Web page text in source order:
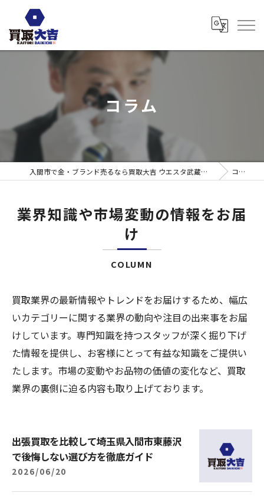
コラム
入間市で金・ブランド売るなら買取大吉 ウエスタ武蔵藤沢店 コラム
業界知識や市場変動の情報をお届
け
COLUMN
買取業界の最新情報やトレンドをお届けするため、幅広
いカテゴリーに関する業界の動向や注目の出来事をお届
けしています。専門知識を持つスタッフが深く掘り下げ
た情報を提供し、お客様にとって有益な知識をご提供い
たします。市場の変動やお品物の価値の変化など、買取
業界の裏側に迫る内容も取り上げております。
出張買取を比較して埼玉県入間市東藤沢
で後悔しない選び方を徹底ガイド
2026/06/20